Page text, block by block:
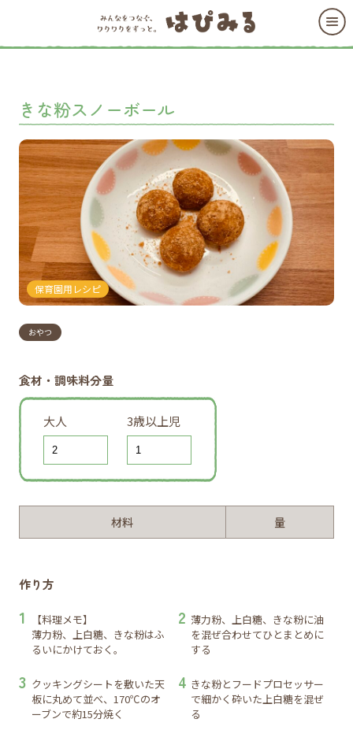
きな粉スノーボール
保育園用レシピ
おやつ
食材・調味料分量
大人 3歳以上児
材料 量
作り方
【料理メモ】
薄力粉、上白糖、きな粉はふ
るいにかけておく。
薄力粉、上白糖、きな粉に油
を混ぜ合わせてひとまとめに
する
クッキングシートを敷いた天
板に丸めて並べ、170℃のオ
ーブンで約15分焼く
きな粉とフードプロセッサー
で細かく砕いた上白糖を混ぜ
る